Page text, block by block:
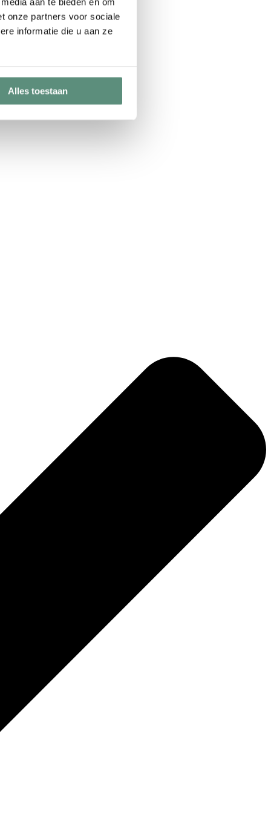
onze partners voor sociale
informatie die u aan ze
Alles toestaan